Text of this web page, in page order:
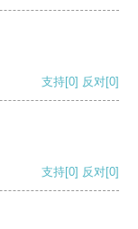
支持[0] 反对[0]
支持[0] 反对[0]